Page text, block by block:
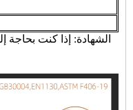
الشهادة: إذا كنت بحاجة